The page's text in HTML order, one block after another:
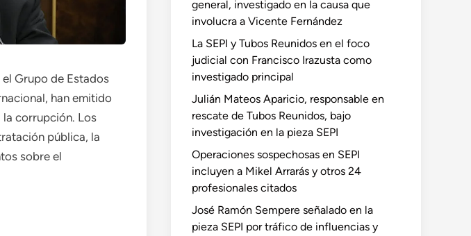
Grupo de Estados
han emitido
la corrupción. Los
pública, la
sobre el
general, investigado en la causa que
involucra a Vicente Fernández
La SEPI y Tubos Reunidos en el foco
judicial con Francisco Irazusta como
investigado principal
Julián Mateos Aparicio, responsable en
rescate de Tubos Reunidos, bajo
investigación en la pieza SEPI
Operaciones sospechosas en SEPI
incluyen a Mikel Arrarás y otros 24
profesionales citados
José Ramón Sempere señalado en la
pieza SEPI por tráfico de influencias y